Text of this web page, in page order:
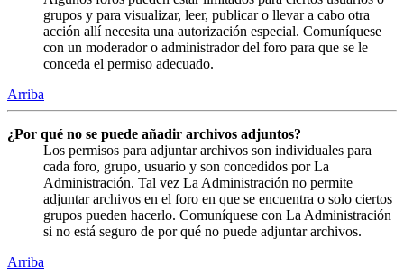
grupos y para visualizar, leer, publicar o llevar a cabo otra
acción allí necesita una autorización especial. Comuníquese
con un moderador o administrador del foro para que se le
conceda el permiso adecuado.
Arriba
¿Por qué no se puede añadir archivos adjuntos?
Los permisos para adjuntar archivos son individuales para
cada foro, grupo, usuario y son concedidos por La
Administración. Tal vez La Administración no permite
adjuntar archivos en el foro en que se encuentra o solo ciertos
grupos pueden hacerlo. Comuníquese con La Administración
si no está seguro de por qué no puede adjuntar archivos.
Arriba